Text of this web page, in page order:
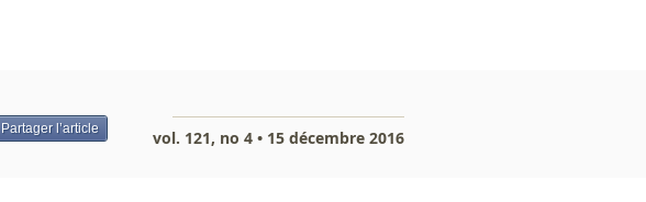
vol. 121, no 4 • 15 décembre 2016
Partager l’article